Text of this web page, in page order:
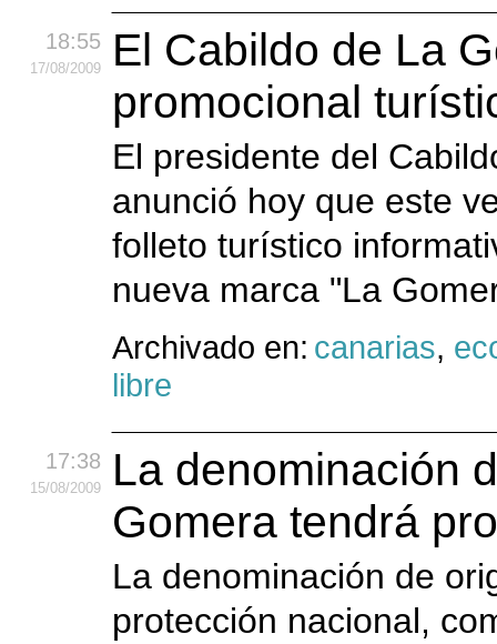
18:55
17/08/2009
El Cabildo de La
promocional
El presidente del
anunció hoy que este
folleto turístico
nueva marca "La
Archivado en: canarias,
libre
17:38
15/08/2009
La denominación
Gomera tendrá
La denominación de
protección nacional,